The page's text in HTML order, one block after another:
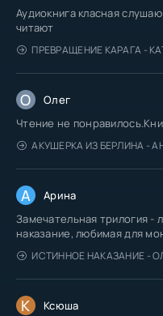
Аудиокнига класная
читают
ПРЕВРАЩЕНИЕ КАРАГА -
О Олег
Чтение не
АКУШЕРКА ИЗ БЕРЛИНА -
А Арина
Замечательная трилогия -
наказание, любимая для
ИСТИННОЕ НАКАЗАНИЕ -
К Ксюша